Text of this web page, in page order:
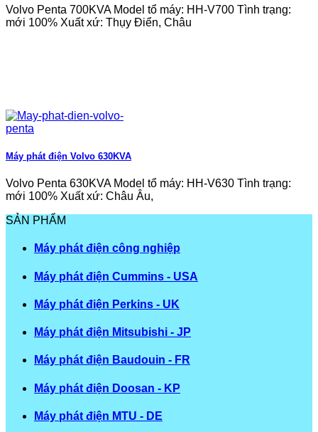
Volvo Penta 700KVA Model tổ máy: HH-V700 Tình trạng:
mới 100% Xuất xứ: Thụy Điển, Châu
Máy phát điện Volvo 630KVA
Volvo Penta 630KVA Model tổ máy: HH-V630 Tình trạng:
mới 100% Xuất xứ: Châu Âu,
SẢN PHẨM
Máy phát điện công nghiệp
Máy phát điện Cummins - USA
Máy phát điện Perkins - UK
Máy phát điện Mitsubishi - JP
Máy phát điện Baudouin - FR
Máy phát điện Doosan - KP
Máy phát điện MTU - DE